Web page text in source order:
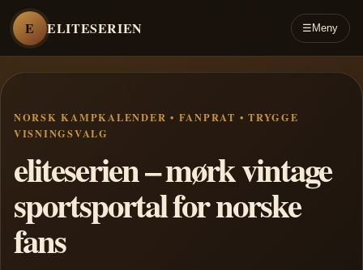
E ELITESERIEN ☰ Meny
NORSK KAMPKALENDER • FANPRAT • TRYGGE
VISNINGSVALG
eliteserien – mørk vintage
sportsportal for norske
fans